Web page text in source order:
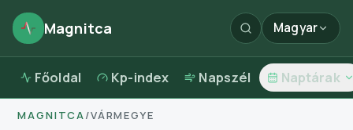
Magnitca Magyar
Főoldal Kp-index Napszél Naptárak
MAGNITCA/VÁRMEGYE